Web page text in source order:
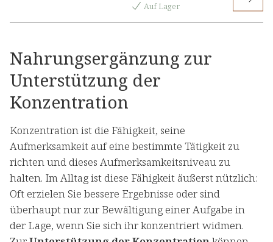
Auf Lager
Nahrungsergänzung zur
Unterstützung der
Konzentration
Konzentration ist die Fähigkeit, seine
Aufmerksamkeit auf eine bestimmte Tätigkeit zu
richten und dieses Aufmerksamkeitsniveau zu
halten. Im Alltag ist diese Fähigkeit äußerst nützlich:
Oft erzielen Sie bessere Ergebnisse oder sind
überhaupt nur zur Bewältigung einer Aufgabe in
der Lage, wenn Sie sich ihr konzentriert widmen.